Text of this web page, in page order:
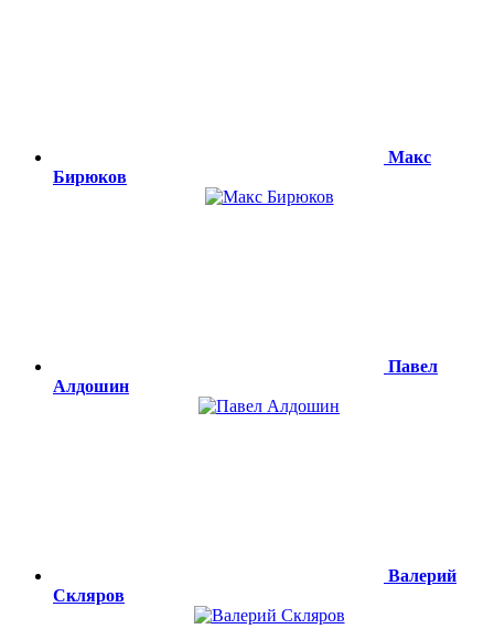
Макс
Бирюков
Павел
Алдошин
Валерий
Скляров